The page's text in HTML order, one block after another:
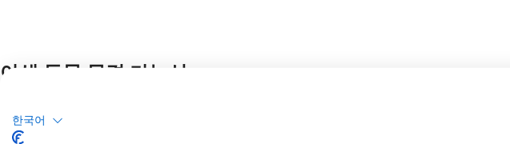
야생 동물 목격 가능성
한국어